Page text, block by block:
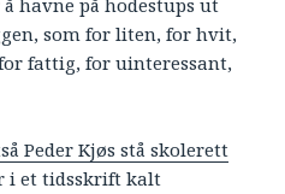
havne på hodestups ut
som for liten, for hvit,
fattig, for uinteressant,
Peder Kjøs stå skolerett
i et tidsskrift kalt